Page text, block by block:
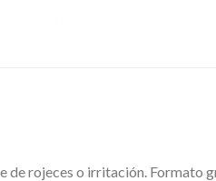
de rojeces o irritación. Formato